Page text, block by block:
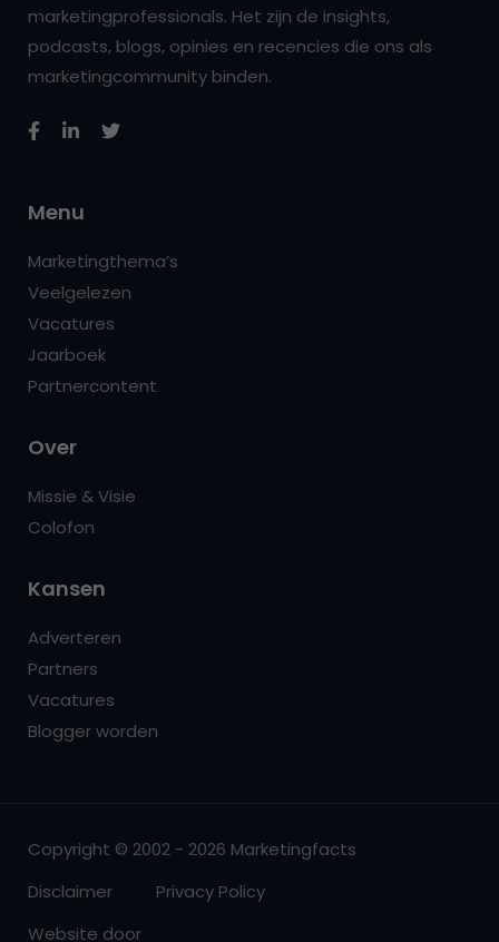
marketingprofessionals. Het zijn de insights,
podcasts, blogs, opinies en recencies die ons als
marketingcommunity binden.
Menu
Marketingthema’s
Veelgelezen
Vacatures
Jaarboek
Partnercontent
Over
Missie & Visie
Colofon
Kansen
Adverteren
Partners
Vacatures
Blogger worden
Copyright © 2002 - 2026 Marketingfacts
Disclaimer
Privacy Policy
Website door